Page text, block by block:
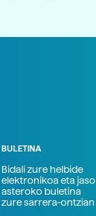
BULETINA
Bidali zure helbide
elektronikoa eta jaso
asteroko buletina
zure sarrera-ontzian